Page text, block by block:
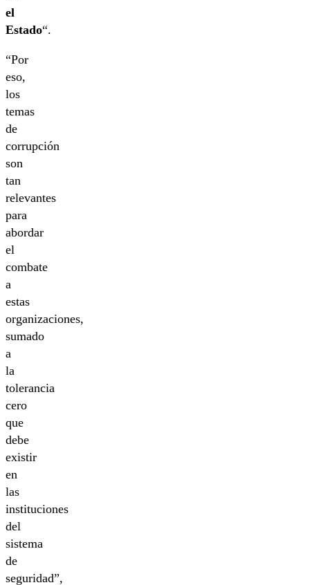
el
Estado“.
“Por
eso,
los
temas
de
corrupción
son
tan
relevantes
para
abordar
el
combate
a
estas
organizaciones,
sumado
a
la
tolerancia
cero
que
debe
existir
en
las
instituciones
del
sistema
de
seguridad”,